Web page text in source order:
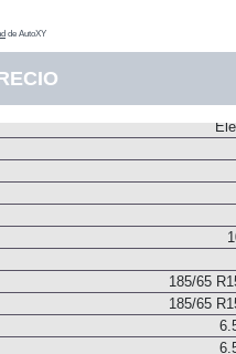
de AutoXY
Disco
185/65
185/65